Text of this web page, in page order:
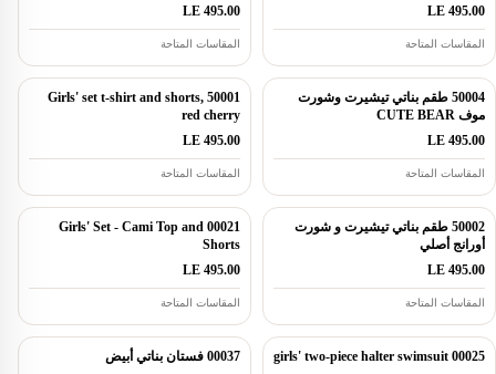
LE 495.00
المقاسات المتاحة
LE 495.00
المقاسات المتاحة
50004 طقم بناتي تيشيرت وشورت
موف CUTE BEAR
LE 495.00
المقاسات المتاحة
50001 Girls' set t-shirt and shorts,
red cherry
LE 495.00
المقاسات المتاحة
50002 طقم بناتي تيشيرت و شورت
أورانج أصلي
LE 495.00
المقاسات المتاحة
00021 Girls' Set - Cami Top and
Shorts
LE 495.00
المقاسات المتاحة
00025 girls' two-piece halter swimsuit 00037 فستان بناتي أبيض